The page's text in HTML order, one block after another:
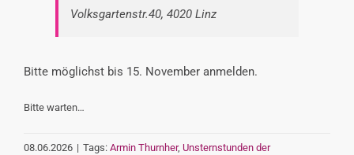
Volksgartenstr.40, 4020 Linz
Bitte möglichst bis 15. November anmelden.
Bitte warten…
08.06.2026 | Tags: Armin Thurnher, Unsternstunden der